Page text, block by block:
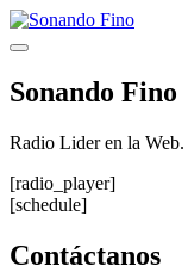
Saltar
al
Menú
Sonando Fino
Radio Lider en la Web.
[radio_player]
[schedule]
Contáctanos